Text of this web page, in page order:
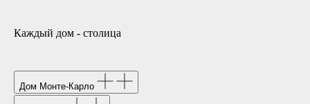
Каждый дом - столица
Дом Монте-Карло